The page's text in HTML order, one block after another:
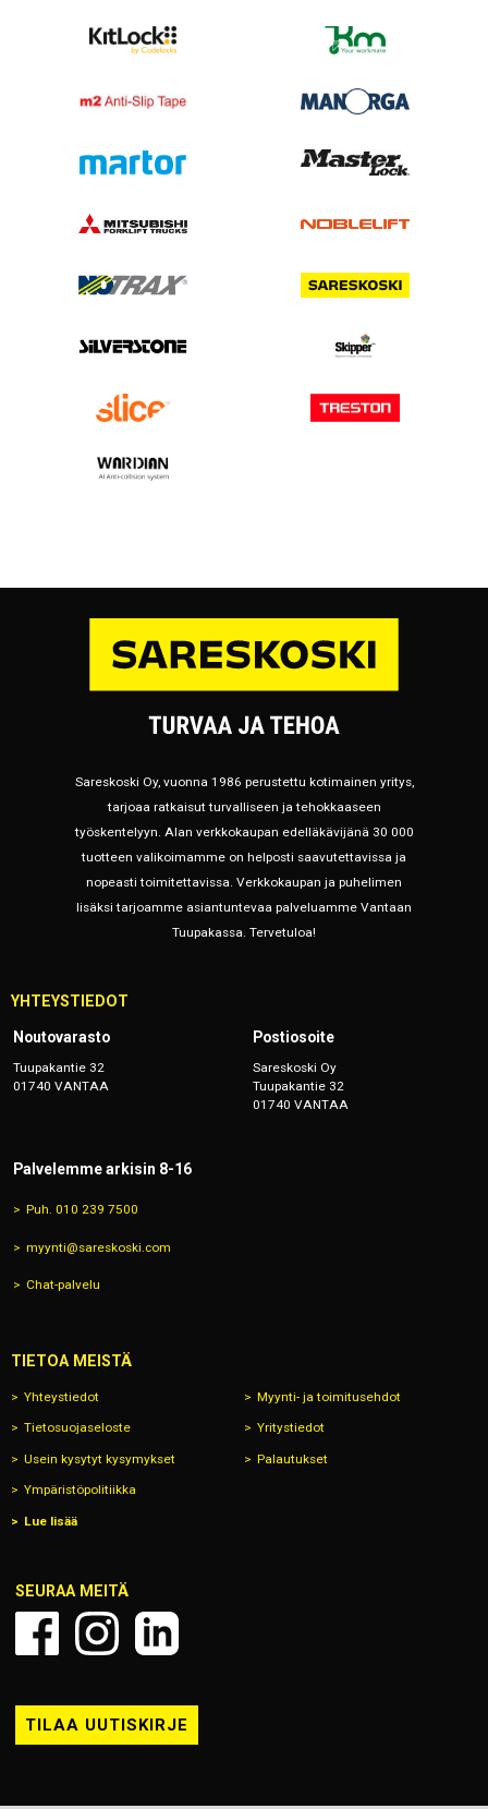
Sareskoski Oy, vuonna 1986 perustettu kotimainen yritys,
tarjoaa ratkaisut turvalliseen ja tehokkaaseen
työskentelyyn. Alan verkkokaupan edelläkävijänä 30 000
tuotteen valikoimamme on helposti saavutettavissa ja
nopeasti toimitettavissa. Verkkokaupan ja puhelimen
lisäksi tarjoamme asiantuntevaa palveluamme Vantaan
Tuupakassa. Tervetuloa!
YHTEYSTIEDOT
Noutovarasto
Tuupakantie 32
01740 VANTAA
Postiosoite
Sareskoski Oy
Tuupakantie 32
01740 VANTAA
Palvelemme arkisin 8-16
Puh. 010 239 7500
myynti@sareskoski.com
Chat-palvelu
TIETOA MEISTÄ
Yhteystiedot Myynti- ja toimitusehdot
Tietosuojaseloste Yritystiedot
Usein kysytyt kysymykset Palautukset
Ympäristöpolitiikka
Lue lisää
SEURAA MEITÄ
TILAA UUTISKIRJE